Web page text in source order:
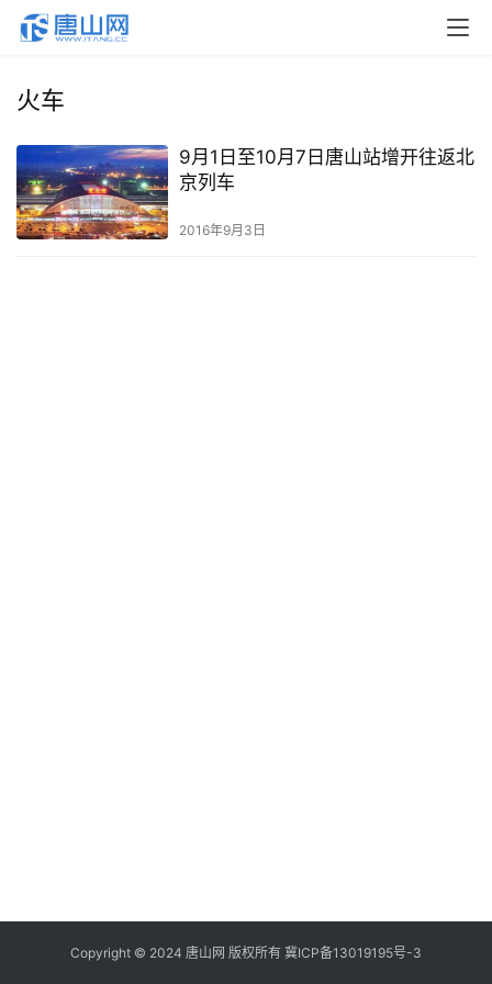
火车
9月1日至10月7日唐山站增开往返北
京列车
2016年9月3日
Copyright © 2024 唐山网 版权所有 冀ICP备13019195号-3